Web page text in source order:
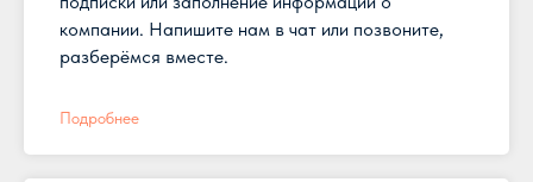
компании. Напишите нам в чат или позвоните,
разберёмся вместе.
Подробнее